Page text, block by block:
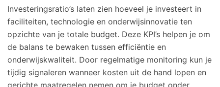
Investeringsratio’s laten zien hoeveel je investeert in
faciliteiten, technologie en onderwijsinnovatie ten
opzichte van je totale budget. Deze KPI’s helpen je om
de balans te bewaken tussen efficiëntie en
onderwijskwaliteit. Door regelmatige monitoring kun je
tijdig signaleren wanneer kosten uit de hand lopen en